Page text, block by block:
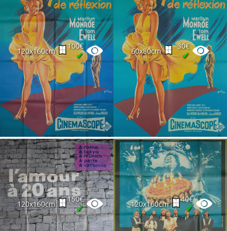
120x160cm
100€
✔ 60x80cm
30€
✔
120x160cm
150€
✔ 120x160cm
40€
✔